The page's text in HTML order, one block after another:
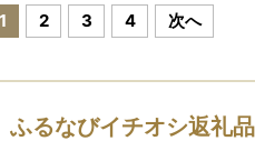
1 2 3 4 次へ
ふるなびイチオシ返礼品